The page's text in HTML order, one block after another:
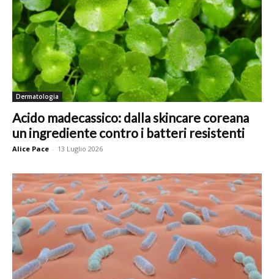
Dermatologia
Acido madecassico: dalla skincare coreana
un ingrediente contro i batteri resistenti
Alice Pace - 13 Luglio 2026